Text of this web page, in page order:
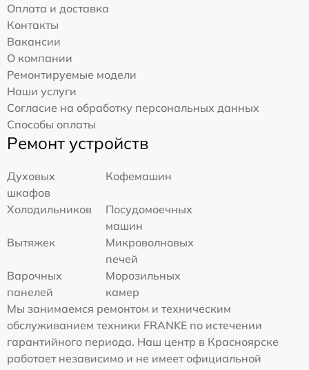
Оплата и доставка
Контакты
Вакансии
О компании
Ремонтируемые модели
Наши услуги
Согласие на обработку персональных данных
Способы оплаты
Ремонт устройств
Духовых
шкафов
Кофемашин
Холодильников
Посудомоечных
машин
Вытяжек
Микроволновых
печей
Варочных
панелей
Морозильных
камер
Мы занимаемся ремонтом и техническим
обслуживанием техники FRANKE по истечении
гарантийного периода. Наш центр в Красноярске
работает независимо и не имеет официальной